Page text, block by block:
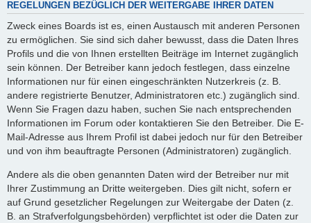
REGELUNGEN BEZÜGLICH DER WEITERGABE IHRER DATEN
Zweck eines Boards ist es, einen Austausch mit anderen Personen
zu ermöglichen. Sie sind sich daher bewusst, dass die Daten Ihres
Profils und die von Ihnen erstellten Beiträge im Internet zugänglich
sein können. Der Betreiber kann jedoch festlegen, dass einzelne
Informationen nur für einen eingeschränkten Nutzerkreis (z. B.
andere registrierte Benutzer, Administratoren etc.) zugänglich sind.
Wenn Sie Fragen dazu haben, suchen Sie nach entsprechenden
Informationen im Forum oder kontaktieren Sie den Betreiber. Die E-
Mail-Adresse aus Ihrem Profil ist dabei jedoch nur für den Betreiber
und von ihm beauftragte Personen (Administratoren) zugänglich.
Andere als die oben genannten Daten wird der Betreiber nur mit
Ihrer Zustimmung an Dritte weitergeben. Dies gilt nicht, sofern er
auf Grund gesetzlicher Regelungen zur Weitergabe der Daten (z.
B. an Strafverfolgungsbehörden) verpflichtet ist oder die Daten zur